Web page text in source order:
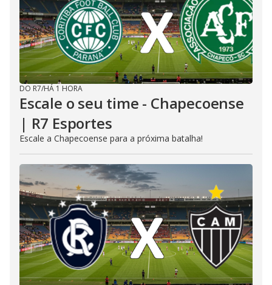
DO R7/HÁ 1 HORA
Escale o seu time - Chapecoense
| R7 Esportes
Escale a Chapecoense para a próxima batalha!